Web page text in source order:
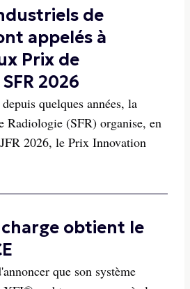
de
appelés à
Prix de
2026
quelques années, la
Radiologie (SFR) organise, en
2026, le Prix Innovation
charge obtient le
que son système